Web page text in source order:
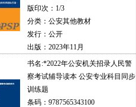
版印次：1/3
分类：公安其他教材
发行：公开
出版：2023年11月
书名:*2022年公安机关招录人民警
察考试辅导读本 公安专业科目同步
训练题
条码：9787565343100